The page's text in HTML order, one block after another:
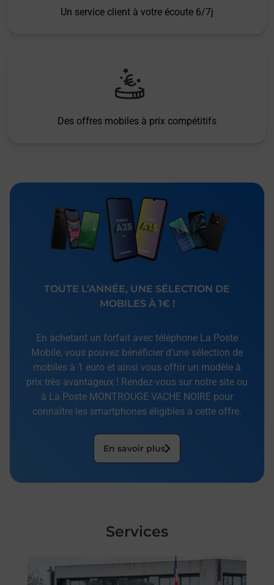
Un service client à votre écoute 6/7j
Des offres mobiles à prix compétitifs
TOUTE L’ANNÉE, UNE SÉLECTION DE
MOBILES À 1€ !
En achetant un forfait avec téléphone La Poste
Mobile, vous pouvez bénéficier d’une sélection de
mobiles à 1 euro et ainsi vous offrir un modèle à
prix très avantageux ! Rendez-vous sur notre site ou
à La Poste MONTROUGE VACHE NOIRE pour
connaître les smartphones éligibles à cette offre.
En savoir plus
Services